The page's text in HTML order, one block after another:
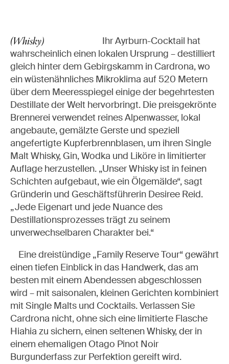
(Whisky)
Ihr Ayrburn-Cocktail hat
wahrscheinlich einen lokalen Ursprung – destilliert
gleich hinter dem Gebirgskamm in Cardrona, wo
ein wüstenähnliches Mikroklima auf 520 Metern
über dem Meeresspiegel einige der begehrtesten
Destillate der Welt hervorbringt. Die preisgekrönte
Brennerei verwendet reines Alpenwasser, lokal
angebaute, gemälzte Gerste und speziell
angefertigte Kupferbrennblasen, um ihren Single
Malt Whisky, Gin, Wodka und Liköre in limitierter
Auflage herzustellen. „Unser Whisky ist in feinen
Schichten aufgebaut, wie ein Ölgemälde“, sagt
Gründerin und Geschäftsführerin Desiree Reid.
„Jede Eigenart und jede Nuance des
Destillationsprozesses trägt zu seinem
unverwechselbaren Charakter bei.“
Eine dreistündige „Family Reserve Tour“ gewährt
einen tiefen Einblick in das Handwerk, das am
besten mit einem Abendessen abgeschlossen
wird – mit saisonalen, kleinen Gerichten kombiniert
mit Single Malts und Cocktails. Verlassen Sie
Cardrona nicht, ohne sich eine limitierte Flasche
Hiahia zu sichern, einen seltenen Whisky, der in
einem ehemaligen Otago Pinot Noir
Burgunderfass zur Perfektion gereift wird.
WATCH
LISTEN
READ